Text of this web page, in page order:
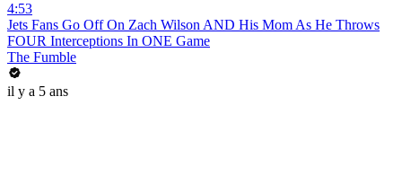
4:53
Jets Fans Go Off On Zach Wilson AND His Mom As He Throws
FOUR Interceptions In ONE Game
The Fumble
il y a 5 ans